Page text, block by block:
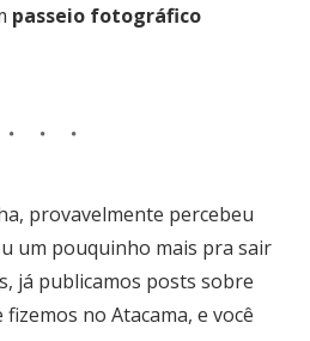
passeio fotográfico
provavelmente percebeu
um pouquinho mais pra sair
já publicamos posts sobre
no Atacama, e você